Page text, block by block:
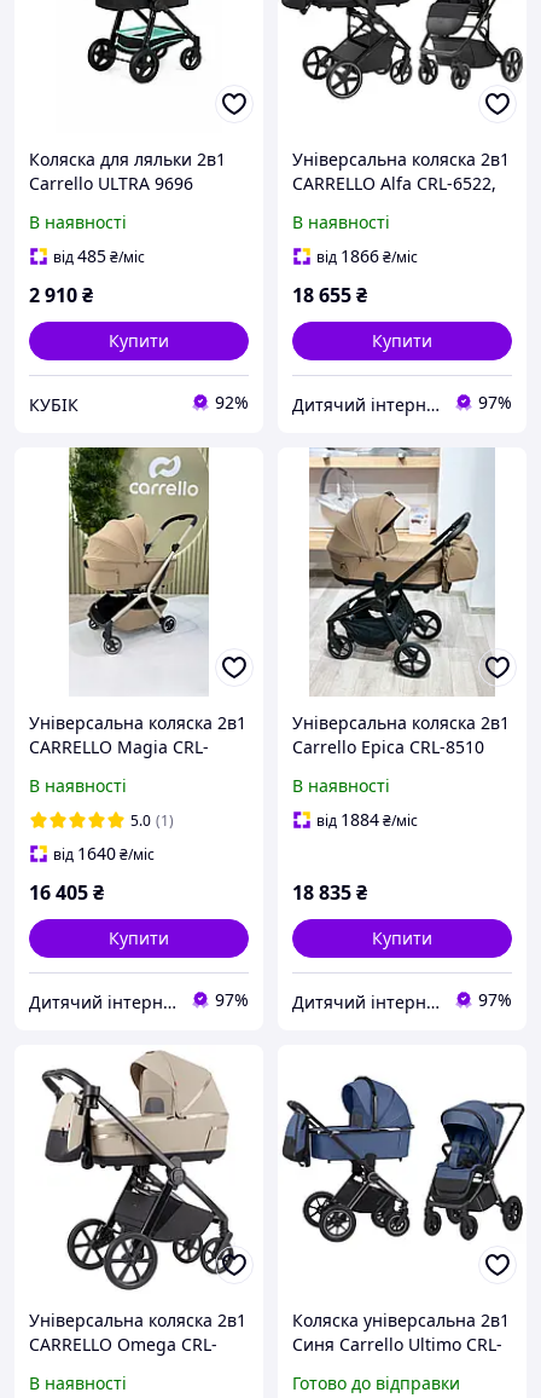
Коляска для ляльки 2в1
Carrello ULTRA 9696
В наявності
від485₴/міс
2 910₴
Купити
КУБІК 92%
Універсальна коляска 2в1
CARRELLO Alfa CRL-6522,
В наявності
від 1866₴/міс
18 655₴
Купити
Дитячий інтернет-магазин "Lolly Dolly" 97%
Універсальна коляска 2в1
CARRELLO Magia CRL-
В наявності
5.0 (1)
від 1640₴/міс
16 405₴
Купити
Дитячий інтернет-магазин "Lolly Dolly" 97%
Універсальна коляска 2в1
Carrello Epica CRL-8510
В наявності
від 1884₴/міс
18 835₴
Купити
Дитячий інтернет-магазин "Lolly Dolly" 97%
Універсальна коляска 2в1
CARRELLO Omega CRL-
В наявності
Коляска універсальна 2в1
Синя Carrello Ultimo CRL-
Готово до відправки